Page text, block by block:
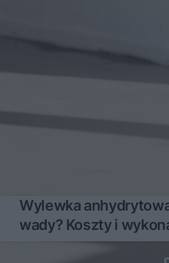
Wylewka
wady? Koszty i